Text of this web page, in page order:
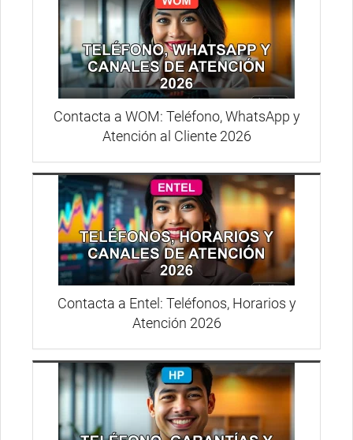
Contacta a WOM: Teléfono, WhatsApp y
Atención al Cliente 2026
Contacta a Entel: Teléfonos, Horarios y
Atención 2026